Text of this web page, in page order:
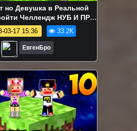
но Девушка в Реальной
Челлендж НУБ И ПРО
MINECRAFT
03-17 15:36 33.2K
ЕвгенБро